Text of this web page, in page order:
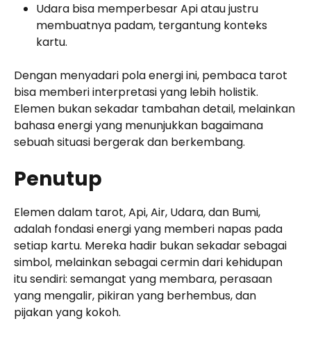
Udara bisa memperbesar Api atau justru
membuatnya padam, tergantung konteks
kartu.
Dengan menyadari pola energi ini, pembaca tarot
bisa memberi interpretasi yang lebih holistik.
Elemen bukan sekadar tambahan detail, melainkan
bahasa energi yang menunjukkan bagaimana
sebuah situasi bergerak dan berkembang.
Penutup
Elemen dalam tarot, Api, Air, Udara, dan Bumi,
adalah fondasi energi yang memberi napas pada
setiap kartu. Mereka hadir bukan sekadar sebagai
simbol, melainkan sebagai cermin dari kehidupan
itu sendiri: semangat yang membara, perasaan
yang mengalir, pikiran yang berhembus, dan
pijakan yang kokoh.